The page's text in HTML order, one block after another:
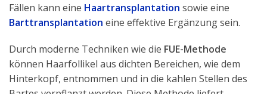
Fällen kann eine Haartransplantation sowie eine
Barttransplantation eine effektive Ergänzung sein.
Durch moderne Techniken wie die FUE-Methode
können Haarfollikel aus dichten Bereichen, wie dem
Hinterkopf, entnommen und in die kahlen Stellen des